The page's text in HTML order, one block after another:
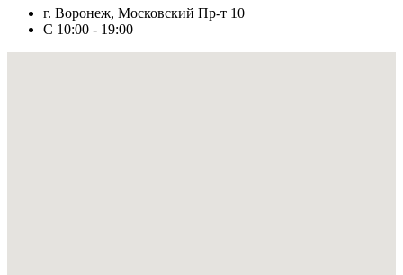
г. Воронеж, Московский Пр-т 10
С 10:00 - 19:00